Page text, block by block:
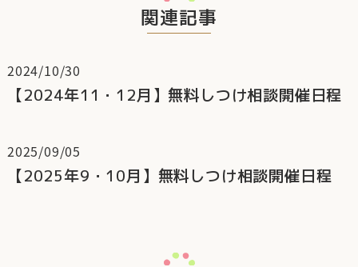
関連記事
【2024年11・12月】無料しつけ相談開催日程
2024/10/30
【2025年9・10月】無料しつけ相談開催日程
2025/09/05